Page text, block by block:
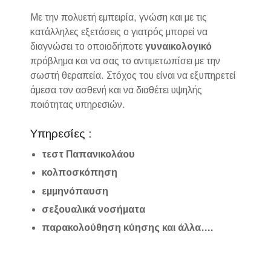
Με την πολυετή εμπειρία, γνώση και με τις
κατάλληλες εξετάσεις ο γιατρός μπορεί να
διαγνώσει το οποιοδήποτεγυναικολογικό
πρόβλημα και να σας το αντιμετωπίσει με την
σωστή θεραπεία. Στόχος του είναι να εξυπηρετεί
άμεσα τον ασθενή και να διαθέτει υψηλής
ποιότητας υπηρεσιών.
Υπηρεσίες :
τεστ Παπανικολάου
κολποσκόπηση
εμμηνόπαυση
σεξουαλικά νοσήματα
παρακολούθηση κύησης και άλλα….